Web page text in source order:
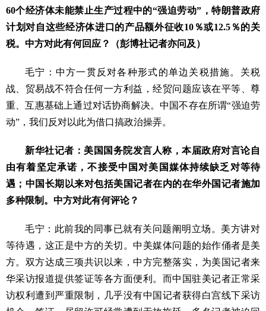
60个经济体未能禁止生产过程中的“强迫劳动”，特朗普政府
计划对自这些经济体进口的产品额外征收10％或12.5％的关
税。中方对此有何回应？（彭博社记者亦问及）
毛宁：中方一贯反对各种形式的单边关税措施。关税
战、贸易战不符合任何一方利益，经贸问题应该在平等、尊
重、互惠基础上通过对话协商解决。中国不存在所谓“强迫劳
动”，我们反对以此为借口搞政治操弄。
新华社记者：美国国务院发言人称，本届政府对言论自
由有着坚定承诺，不接受中国对美国媒体持续缺乏对等待
遇；中国长期以来对包括美国记者在内的在华外国记者施加
多种限制。中方对此有何评论？
毛宁：此前我的同事已就有关问题阐明立场。美方讲对
等待遇，这正是中方的关切。中美媒体问题的始作俑者是美
方。双方达成三项共识以来，中方完整落实，为美国记者来
华采访报道提供签证等各方面便利。而中国驻美记者正常采
访权利遭到严重限制，几乎没有中国记者获得白宫线下采访